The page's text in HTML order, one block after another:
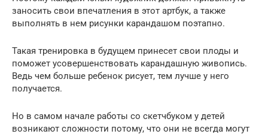
заносить свои впечатления в этот артбук, а также
выполнять в нем рисунки карандашом поэтапно.
Такая тренировка в будущем принесет свои плоды и
поможет усовершенствовать карандашную живопись.
Ведь чем больше ребенок рисует, тем лучше у него
получается.
Но в самом начале работы со скетчбуком у детей
возникают сложности потому, что они не всегда могут